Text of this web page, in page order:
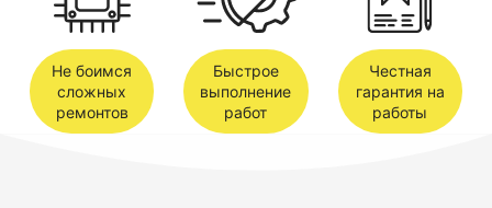
Не боимся
сложных
ремонтов
Быстрое
выполнение
работ
Честная
гарантия на
работы